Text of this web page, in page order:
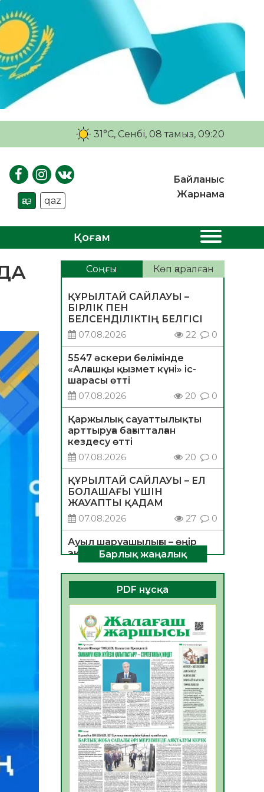
31°C, Сенбі, 08 тамыз, 09:20
қаз qaz
Байланыс
Жарнама
Қоғам
Соңғы Көп қаралған
ҚҰРЫЛТАЙ САЙЛАУЫ –
БІРЛІК ПЕН
БЕЛСЕНДІЛІКТІҢ БЕЛГІСІ
07.08.2026
22 0
5547 әскери бөлімінде
«Алғашқы қызмет күні» іс-
шарасы өтті
07.08.2026
20 0
Қаржылық сауаттылықты
арттыруға бағытталған
кездесу өтті
07.08.2026
20 0
ҚҰРЫЛТАЙ САЙЛАУЫ – ЕЛ
БОЛАШАҒЫ ҮШІН
ЖАУАПТЫ ҚАДАМ
07.08.2026
27 0
Ауыл шаруашылығы – өңір
экономикасының негізгі
тірегі
06.08.2026
35 0
ҚОҒАМДЫҚ БЕЛСЕНДІЛІК –
ЕЛ ДАМУЫНЫҢ НЕГІЗІ
06.08.2026
32
ҚҰРЫЛТАЙ САЙЛАУЫ –
БОЛАШАҚҚА БАСТАР
ЖАУАПТЫ ТАҢДАУ
06.08.2026
35
Инфекциялық ауруларға
қарсы иммундау
жұмыстарының тиімділігі
06.08.2026
36
Көкжөтел ауруы туралы
Барлық жаңалық
PDF нұсқа